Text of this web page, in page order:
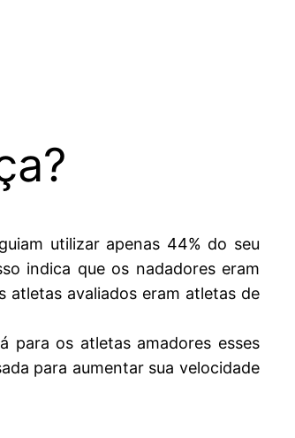
utilizar apenas 44% do seu
indica que os nadadores eram
atletas avaliados eram atletas de
para os atletas amadores esses
para aumentar sua velocidade